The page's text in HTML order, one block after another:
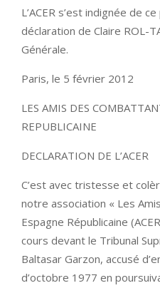
L’ACER s’est indignée de
déclaration de Claire ROL-
Générale.
Paris, le 5 février 2012
LES AMIS DES
REPUBLICAINE
DECLARATION DE L’ACER
C’est avec tristesse et
notre association « Les
Espagne Républicaine
cours devant le Tribunal
Baltasar Garzon, accusé
d’octobre 1977 en